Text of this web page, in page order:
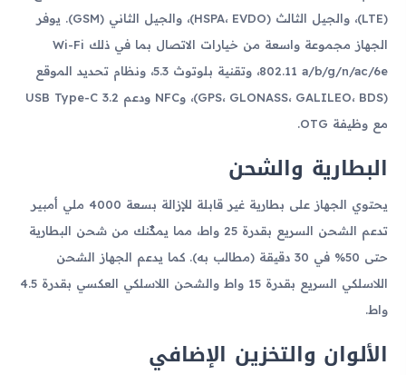
(LTE)، والجيل الثالث (HSPA، EVDO)، والجيل الثاني (GSM). يوفر
الجهاز مجموعة واسعة من خيارات الاتصال بما في ذلك Wi-Fi
802.11 a/b/g/n/ac/6e، وتقنية بلوتوث 5.3، ونظام تحديد الموقع
(GPS، GLONASS، GALILEO، BDS)، وNFC ودعم USB Type-C 3.2
مع وظيفة OTG.
البطارية والشحن
يحتوي الجهاز على بطارية غير قابلة للإزالة بسعة 4000 ملي أمبير
تدعم الشحن السريع بقدرة 25 واط، مما يمكّنك من شحن البطارية
حتى 50% في 30 دقيقة (مطالب به). كما يدعم الجهاز الشحن
اللاسلكي السريع بقدرة 15 واط والشحن اللاسلكي العكسي بقدرة 4.5
واط.
الألوان والتخزين الإضافي